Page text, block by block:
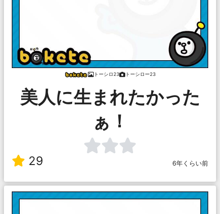
トーシロ23 トーシロー23
美人に生まれたかった
ぁ！
29 6年くらい前